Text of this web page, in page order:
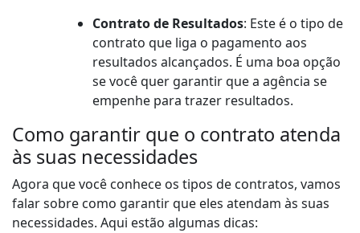
Contrato de Resultados: Este é o tipo de
contrato que liga o pagamento aos
resultados alcançados. É uma boa opção
se você quer garantir que a agência se
empenhe para trazer resultados.
Como garantir que o contrato atenda
às suas necessidades
Agora que você conhece os tipos de contratos, vamos
falar sobre como garantir que eles atendam às suas
necessidades. Aqui estão algumas dicas: